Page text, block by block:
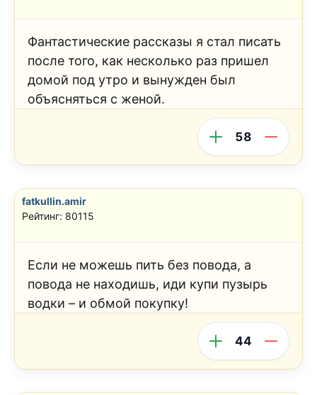
Фантастические рассказы я стал писать
после того, как несколько раз пришел
домой под утро и вынужден был
объясняться с женой.
58
fatkullin.amir
Рейтинг: 80115
Если не можешь пить без повода, а
повода не находишь, иди купи пузырь
водки – и обмой покупку!
44